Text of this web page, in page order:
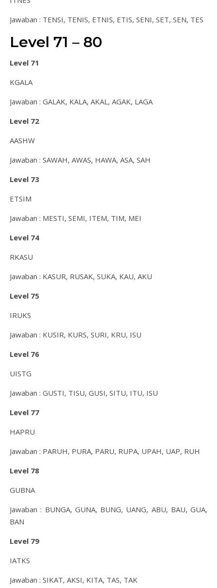
Jawaban : TENSI, TENIS, ETNIS, ETIS, SENI, SET, SEN, TES
Level 71 – 80
Level 71
KGALA
Jawaban : GALAK, KALA, AKAL, AGAK, LAGA
Level 72
AASHW
Jawaban : SAWAH, AWAS, HAWA, ASA, SAH
Level 73
ETSIM
Jawaban : MESTI, SEMI, ITEM, TIM, MEI
Level 74
RKASU
Jawaban : KASUR, RUSAK, SUKA, KAU, AKU
Level 75
IRUKS
Jawaban : KUSIR, KURS, SURI, KRU, ISU
Level 76
UISTG
Jawaban : GUSTI, TISU, GUSI, SITU, ITU, ISU
Level 77
HAPRU
Jawaban : PARUH, PURA, PARU, RUPA, UPAH, UAP, RUH
Level 78
GUBNA
Jawaban : BUNGA, GUNA, BUNG, UANG, ABU, BAU, GUA,
BAN
Level 79
IATKS
Jawaban : SIKAT, AKSI, KITA, TAS, TAK